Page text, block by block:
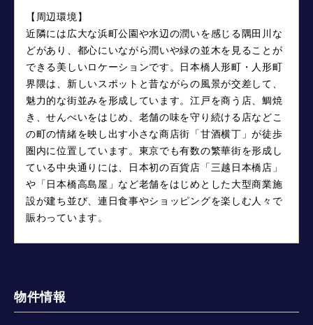
【周辺環境】
近隣には広大な浜町公園や水辺の潤いを感じる隅田川な
どがあり、都心にいながら潤いや緑の並木を見ることが
できる美しいロケーションです。日本橋人形町・人形町
界隈は、新しいスポットと昔ながらの風景が交差して、
魅力的な街並みを形成しています。江戸を商う店、鯛焼
き、せんべいをはじめ、老舗の味を守り続ける店などこ
の町の情緒を映し出す小さな商店街「甘酒横丁」が徒歩
圏内に位置しています。東京でも有数の繁華街を形成し
ている中央通りには、日本初の百貨店「三越日本橋店」
や「日本橋高島屋」など老舗をはじめとした大型商業施
設が建ち並び、連日食事やショッピングを楽しむ人々で
賑わっています。
物件情報